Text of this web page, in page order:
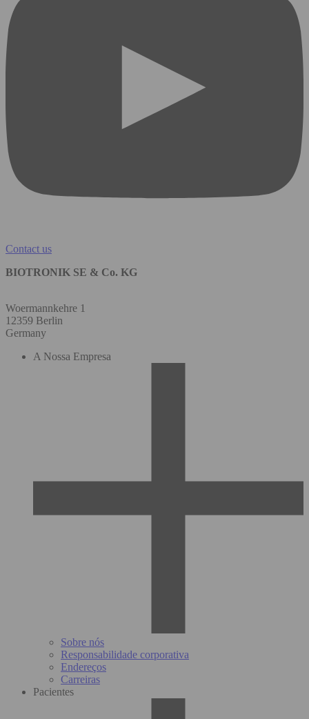
Contact us
BIOTRONIK SE & Co. KG
Woermannkehre 1
12359 Berlin
Germany
A Nossa Empresa
Sobre nós
Responsabilidade corporativa
Endereços
Carreiras
Pacientes